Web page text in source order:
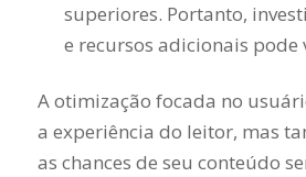
superiores. Portanto,
e recursos adicionais pode
A otimização focada no
a experiência do leitor, mas
as chances de seu conteúdo